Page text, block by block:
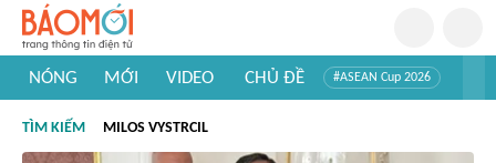
NÓNG MỚI VIDEO CHỦ ĐỀ #ASEAN Cup 2026
#Khám phá thế giới
TÌM KIẾM MILOS VYSTRCIL